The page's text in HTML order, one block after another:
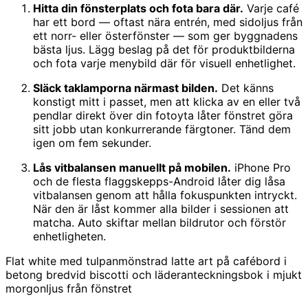
Hitta din fönsterplats och fota bara där. Varje café
har ett bord — oftast nära entrén, med sidoljus från
ett norr- eller österfönster — som ger byggnadens
bästa ljus. Lägg beslag på det för produktbilderna
och fota varje menybild där för visuell enhetlighet.
Släck taklamporna närmast bilden. Det känns
konstigt mitt i passet, men att klicka av en eller två
pendlar direkt över din fotoyta låter fönstret göra
sitt jobb utan konkurrerande färgtoner. Tänd dem
igen om fem sekunder.
Lås vitbalansen manuellt på mobilen. iPhone Pro
och de flesta flaggskepps-Android låter dig låsa
vitbalansen genom att hålla fokuspunkten intryckt.
När den är låst kommer alla bilder i sessionen att
matcha. Auto skiftar mellan bildrutor och förstör
enhetligheten.
Flat white med tulpanmönstrad latte art på cafébord i
betong bredvid biscotti och läderanteckningsbok i mjukt
morgonljus från fönstret